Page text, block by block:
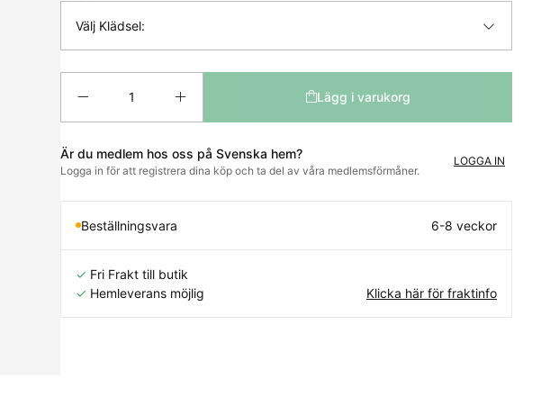
Välj Klädsel:
Lägg i varukorg
Är du medlem hos oss på Svenska hem?
Logga in för att registrera dina köp och ta del av våra medlemsförmåner.
LOGGA IN
Beställningsvara 6-8 veckor
✓ Fri Frakt till butik
✓ Hemleverans möjlig Klicka här för fraktinfo